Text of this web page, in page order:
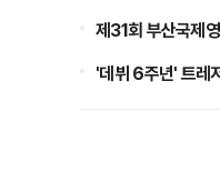
제31회 부산국제
'데뷔 6주년' 트레